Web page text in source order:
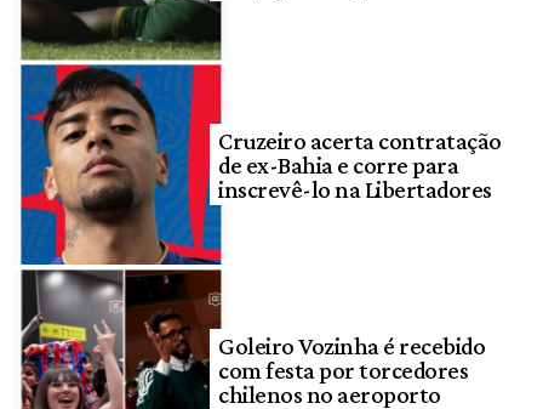
Cruzeiro acerta contratação
de ex-Bahia e corre para
inscrevê-lo na Libertadores
Goleiro Vozinha é recebido
com festa por torcedores
chilenos no aeroporto